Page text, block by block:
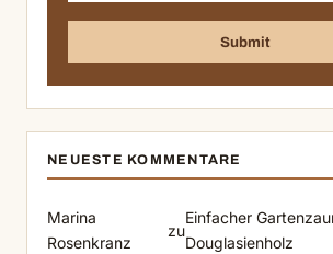
NEUESTE KOMMENTARE
Marina
Rosenkranz
zu
Einfacher
Douglasienholz